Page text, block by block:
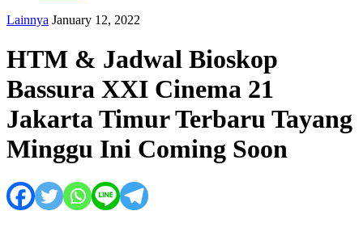
Lainnya January 12, 2022
HTM & Jadwal Bioskop
Bassura XXI Cinema 21
Jakarta Timur Terbaru Tayang
Minggu Ini Coming Soon